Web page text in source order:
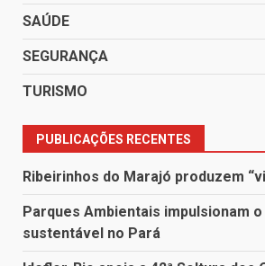
SAÚDE
SEGURANÇA
TURISMO
PUBLICAÇÕES RECENTES
Ribeirinhos do Marajó produzem
Parques Ambientais impulsionam
sustentável no Pará